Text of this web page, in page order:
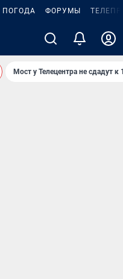
ПОГОДА ФОРУМЫ
Мост у Телецентра не сдадут к